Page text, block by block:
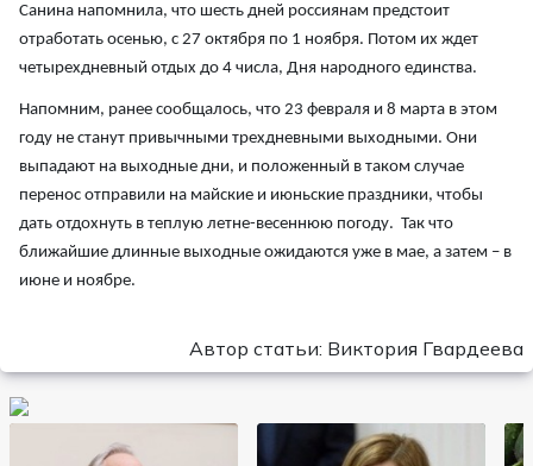
Санина напомнила, что шесть дней россиянам предстоит
отработать осенью, с 27 октября по 1 ноября. Потом их ждет
четырехдневный отдых до 4 числа, Дня народного единства.
Напомним, ранее сообщалось, что 23 февраля и 8 марта в этом
году не станут привычными трехдневными выходными. Они
выпадают на выходные дни, и положенный в таком случае
перенос отправили на майские и июньские праздники, чтобы
дать отдохнуть в теплую летне-весеннюю погоду. Так что
ближайшие длинные выходные ожидаются уже в мае, а затем – в
июне и ноябре.
Автор статьи: Виктория Гвардеева